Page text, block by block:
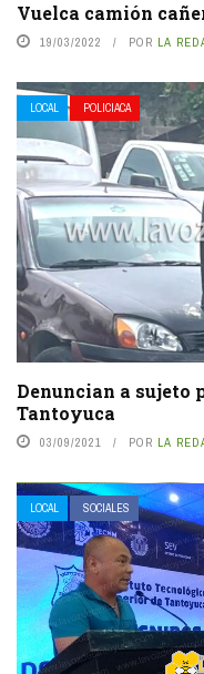
Vuelca camión
19/03/2022 POR LA
LOCAL POLICIACA
Denuncian a sujeto
Tantoyuca
03/09/2021 POR LA
LOCAL SOCIALES